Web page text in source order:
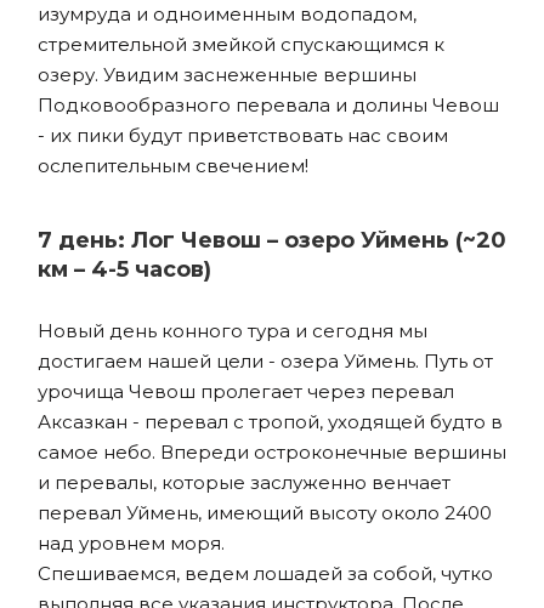
изумруда и одноименным водопадом,
стремительной змейкой спускающимся к
озеру. Увидим заснеженные вершины
Подковообразного перевала и долины Чевош
- их пики будут приветствовать нас своим
ослепительным свечением!
7 день: Лог Чевош – озеро Уймень (~20
км – 4-5 часов)
Новый день конного тура и сегодня мы
достигаем нашей цели - озера Уймень. Путь от
урочища Чевош пролегает через перевал
Аксазкан - перевал с тропой, уходящей будто в
самое небо. Впереди остроконечные вершины
и перевалы, которые заслуженно венчает
перевал Уймень, имеющий высоту около 2400
над уровнем моря.
Спешиваемся, ведем лошадей за собой, чутко